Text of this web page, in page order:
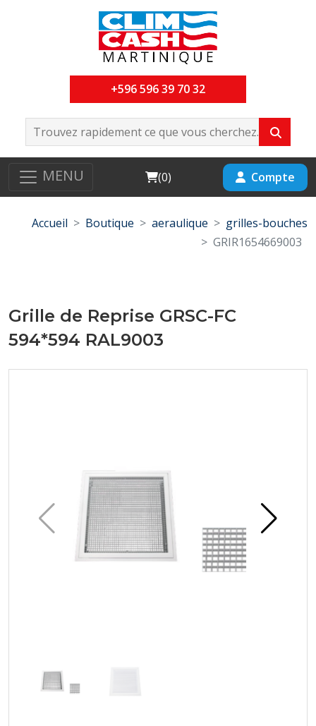
+596 596 39 70 32
MENU Cart
(0) Compte
Accueil Boutique aeraulique
grilles-bouches
GRIR1654669003
Grille de Reprise GRSC-FC
594*594 RAL9003